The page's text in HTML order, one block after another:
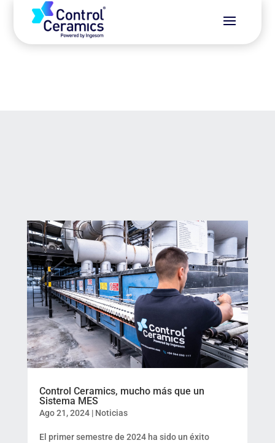
Control Ceramics, mucho más que un
Sistema MES
Ago 21, 2024| Noticias
El primer semestre de 2024 ha sido un éxito